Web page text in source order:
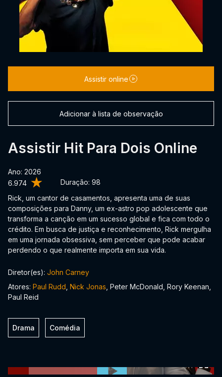
6.974 Duração: 98
Assistir Hit Para Dois Online
Ano: 2026
Rick, um cantor de casamentos, apresenta uma de suas
composições para Danny, um ex-astro pop adolescente que
transforma a canção em um sucesso global e fica com todo o
crédito. Em busca de justiça e reconhecimento, Rick mergulha
em uma jornada obsessiva, sem perceber que pode acabar
perdendo o que realmente importa em sua vida.
Assistir online
Adicionar à lista de observação
Diretor(es): John Carney
Atores: Paul Rudd Nick Jonas , Peter McDonald, Rory Keenan,
Paul Reid
Drama Comédia